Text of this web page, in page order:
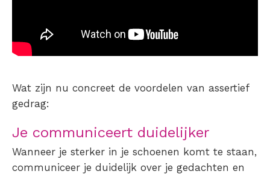
Wat zijn nu concreet de voordelen van assertief
gedrag:
Je communiceert duidelijker
Wanneer je sterker in je schoenen komt te staan,
communiceer je duidelijk over je gedachten en